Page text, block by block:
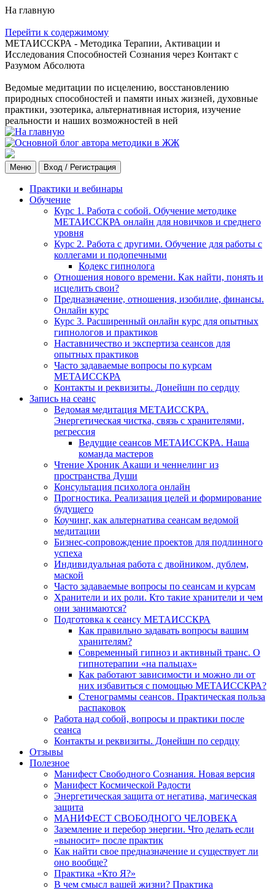
На главную
Перейти к содержимому
МЕТАИССКРА - Методика Терапии, Активации и
Исследования Способностей Сознания через Контакт с
Разумом Абсолюта
Ведомые медитации по исцелению, восстановлению
природных способностей и памяти иных жизней, духовные
практики, эзотерика, альтернативная история, изучение
реальности и наших возможностей в ней
Меню Вход / Регистрация
Практики и вебинары
Обучение
Курс 1. Работа с собой. Обучение методике
МЕТАИССКРА онлайн для новичков и среднего
уровня
Курс 2. Работа с другими. Обучение для работы с
коллегами и подопечными
Кодекс гипнолога
Отношения нового времени. Как найти, понять и
исцелить свои?
Предназначение, отношения, изобилие, финансы.
Онлайн курс
Курс 3. Расширенный онлайн курс для опытных
гипнологов и практиков
Наставничество и экспертиза сеансов для
опытных практиков
Часто задаваемые вопросы по курсам
МЕТАИССКРА
Контакты и реквизиты. Донейшн по сердцу
Запись на сеанс
Ведомая медитация МЕТАИССКРА.
Энергетическая чистка, связь с хранителями,
регрессия
Ведущие сеансов МЕТАИССКРА. Наша
команда мастеров
Чтение Хроник Акаши и ченнелинг из
пространства Души
Консультация психолога онлайн
Прогностика. Реализация целей и формирование
будущего
Коучинг, как альтернатива сеансам ведомой
медитации
Бизнес-сопровождение проектов для подлинного
успеха
Индивидуальная работа с двойником, дублем,
маской
Часто задаваемые вопросы по сеансам и курсам
Хранители и их роли. Кто такие хранители и чем
они занимаются?
Подготовка к сеансу МЕТАИССКРА
Как правильно задавать вопросы вашим
хранителям?
Современный гипноз и активный транс. О
гипнотерапии «на пальцах»
Как работают зависимости и можно ли от
них избавиться с помощью МЕТАИССКРА?
Стенограммы сеансов. Практическая польза
распаковок
Работа над собой, вопросы и практики после
сеанса
Контакты и реквизиты. Донейшн по сердцу
Отзывы
Полезное
Манифест Свободного Сознания. Новая версия
Манифест Космической Радости
Энергетическая защита от негатива, магическая
защита
МАНИФЕСТ СВОБОДНОГО ЧЕЛОВЕКА
Заземление и перебор энергии. Что делать если
«выносит» после практик
Как найти свое предназначение и существует ли
оно вообще?
Практика «Кто Я?»
В чем смысл вашей жизни? Практика